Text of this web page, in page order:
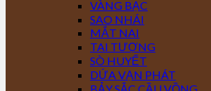
VÀNG BẠC
SAO NHÁI
MẮT NAI
TAI TƯỢNG
SÒ HUYẾT
DỨA VẠN PHÁT